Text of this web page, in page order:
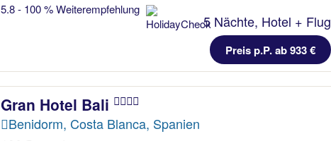
5.8 - 100 % Weiterempfehlung
5 Nächte, Hotel + Flug
Preis p.P. ab 933 €
Gran Hotel Bali
Benidorm, Costa Blanca, Spanien